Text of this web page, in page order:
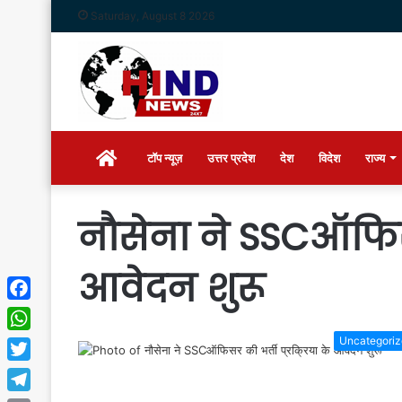
Saturday, August 8 2026
Homeटॉप न्यूज़ उत्तर प्रदेश देश विदेश राज्य
नौसेना ने
आवेदन शुरू
Facebook
WhatsApp
Twitter